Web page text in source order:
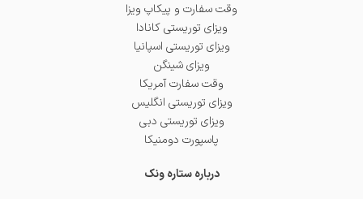
وقت سفارت و پیکاپ ویزا
ویزای توریستی کانادا
ویزای توریستی اسپانیا
ویزای شینگن
وقت سفارت آمریکا
ویزای توریستی انگلیس
ویزای توریستی دبی
پاسپورت دومنیکا
درباره ستاره ونک